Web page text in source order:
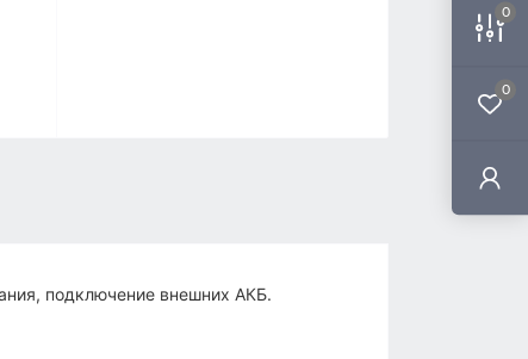
0
0
подключение внешних АКБ.